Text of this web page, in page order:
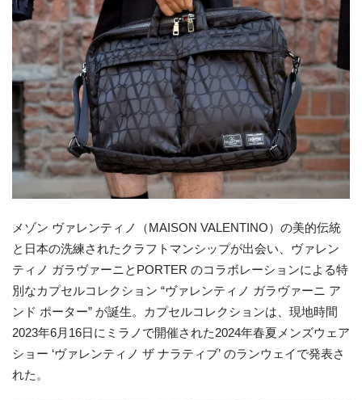
メゾン ヴァレンティノ（MAISON VALENTINO）の美的伝統
と日本の洗練されたクラフトマンシップが出会い、ヴァレン
ティノ ガラヴァーニとPORTER のコラボレーションによる特
別なカプセルコレクション “ヴァレンティノ ガラヴァーニ ア
ンド ポーター” が誕生。カプセルコレクションは、現地時間
2023年6月16日にミラノで開催された2024年春夏メンズウェア
ショー ‘ヴァレンティノ ザ ナラティブ’ のランウェイで発表さ
れた。